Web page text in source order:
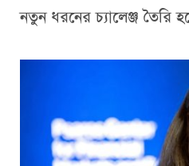
নতুন ধরনের চ্যালেঞ্জ তৈরি